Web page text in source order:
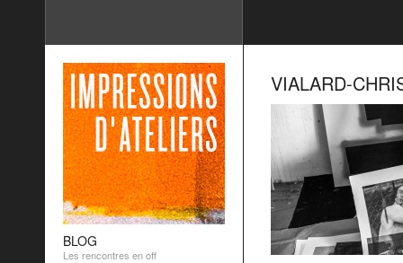
VIALARD-
BLOG
Les rencontres en off